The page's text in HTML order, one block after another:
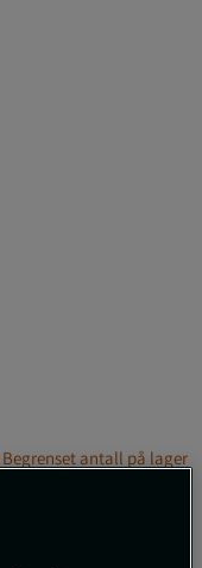
Begrenset antall på lager